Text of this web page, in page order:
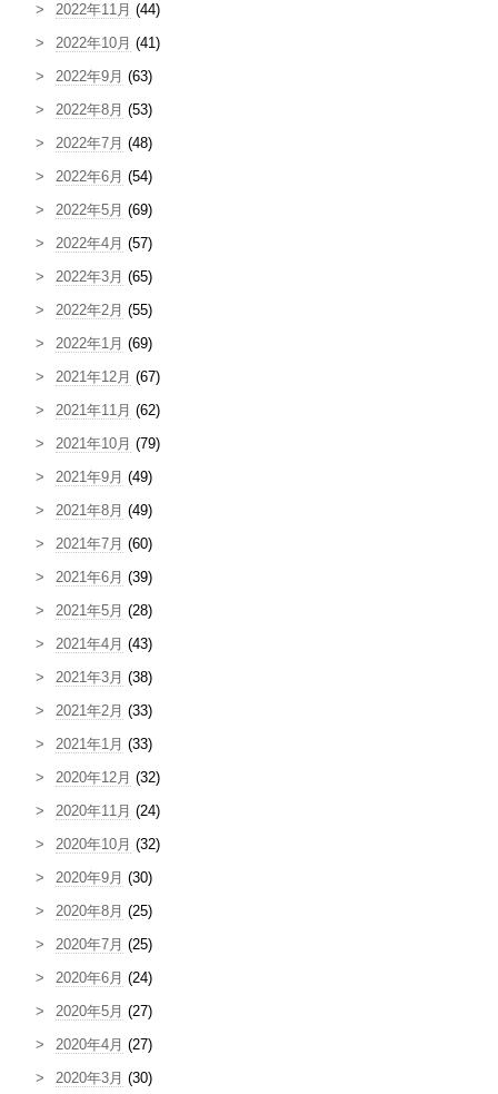
2022年11月 (44)
2022年10月 (41)
2022年9月 (63)
2022年8月 (53)
2022年7月 (48)
2022年6月 (54)
2022年5月 (69)
2022年4月 (57)
2022年3月 (65)
2022年2月 (55)
2022年1月 (69)
2021年12月 (67)
2021年11月 (62)
2021年10月 (79)
2021年9月 (49)
2021年8月 (49)
2021年7月 (60)
2021年6月 (39)
2021年5月 (28)
2021年4月 (43)
2021年3月 (38)
2021年2月 (33)
2021年1月 (33)
2020年12月 (32)
2020年11月 (24)
2020年10月 (32)
2020年9月 (30)
2020年8月 (25)
2020年7月 (25)
2020年6月 (24)
2020年5月 (27)
2020年4月 (27)
2020年3月 (30)